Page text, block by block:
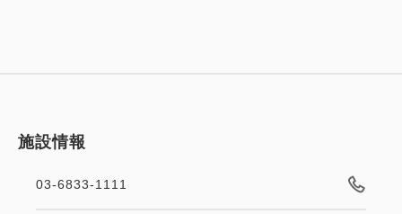
とスムーズにチェックインができます。
施設情報
03-6833-1111